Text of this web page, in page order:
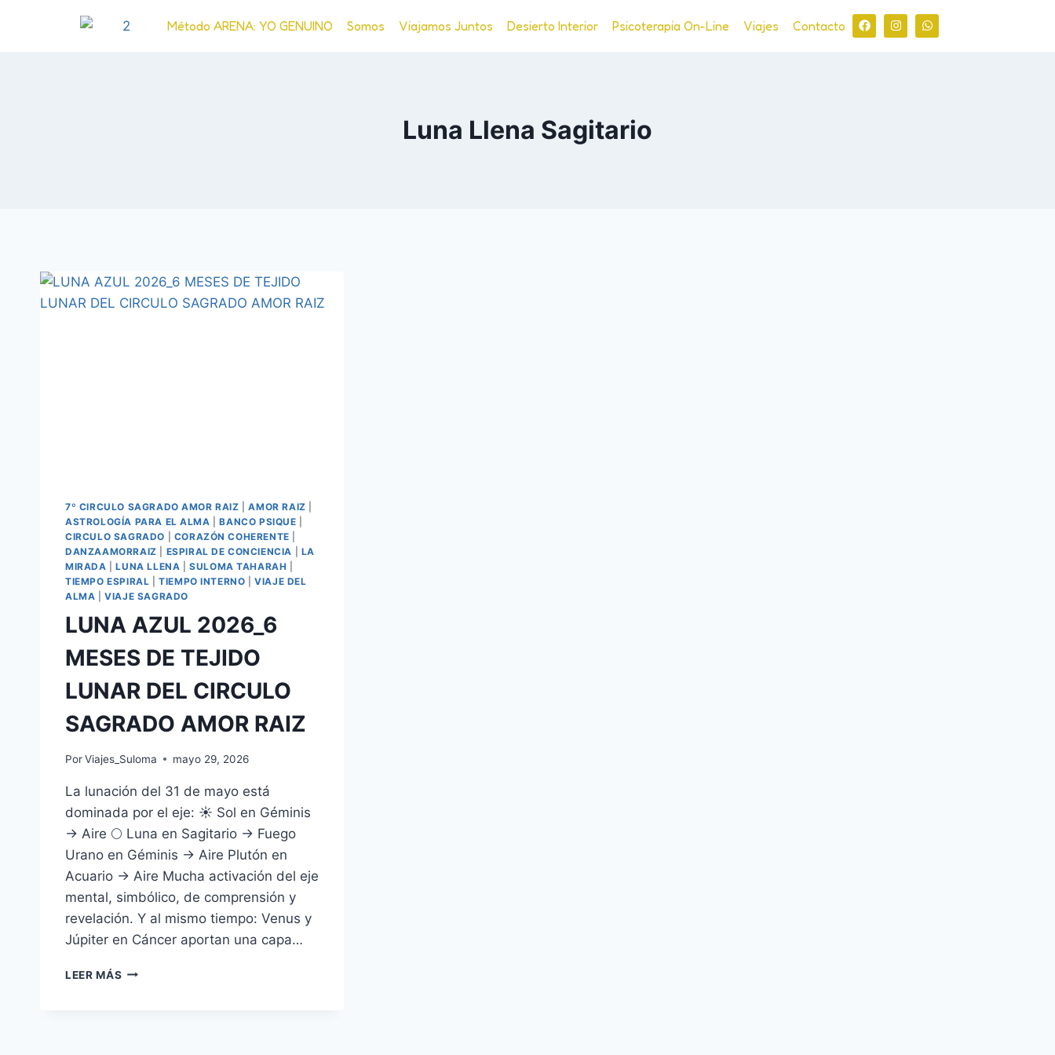
Método ARENA: YO GENUINO Somos Viajamos Juntos Desierto Interior Psicoterapia On-Line Viajes Contacto
Luna Llena Sagitario
7º CIRCULO SAGRADO AMOR RAIZ |AMOR RAIZ
ASTROLOGÍA PARA EL ALMA |BANCO PSIQUE
CIRCULO SAGRADO
CORAZÓN COHERENTE
DANZAAMORRAIZ
ESPIRAL DE CONCIENCIA
LA
MIRADA |LUNA LLENA |SULOMA TAHARAH
TIEMPO ESPIRAL |TIEMPO INTERNO |VIAJE DEL
ALMA |VIAJE SAGRADO
LUNA AZUL 2026_6
MESES DE TEJIDO
LUNAR DEL CIRCULO
SAGRADO AMOR RAIZ
PorViajes_Suloma mayo 29, 2026
La lunación del 31 de mayo está
dominada por el eje: ☀️ Sol en Géminis
→ Aire 🌕 Luna en Sagitario → Fuego
Urano en Géminis → Aire Plutón en
Acuario → Aire Mucha activación del eje
mental, simbólico, de comprensión y
revelación. Y al mismo tiempo: Venus y
Júpiter en Cáncer aportan una capa…
LEER MÁS